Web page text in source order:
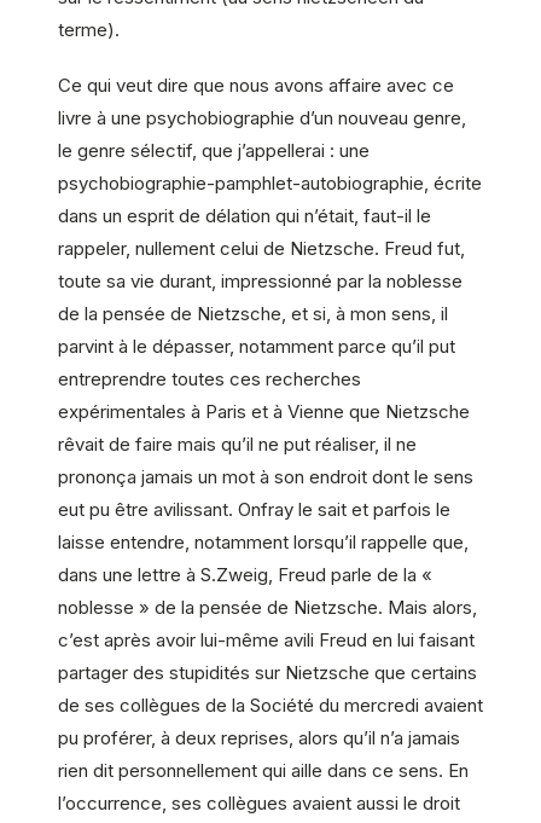
terme).
Ce qui veut dire que nous avons affaire avec ce
livre à une psychobiographie d’un nouveau genre,
le genre sélectif, que j’appellerai : une
psychobiographie-pamphlet-autobiographie, écrite
dans un esprit de délation qui n’était, faut-il le
rappeler, nullement celui de Nietzsche. Freud fut,
toute sa vie durant, impressionné par la noblesse
de la pensée de Nietzsche, et si, à mon sens, il
parvint à le dépasser, notamment parce qu’il put
entreprendre toutes ces recherches
expérimentales à Paris et à Vienne que Nietzsche
rêvait de faire mais qu’il ne put réaliser, il ne
prononça jamais un mot à son endroit dont le sens
eut pu être avilissant. Onfray le sait et parfois le
laisse entendre, notamment lorsqu’il rappelle que,
dans une lettre à S.Zweig, Freud parle de la «
noblesse » de la pensée de Nietzsche. Mais alors,
c’est après avoir lui-même avili Freud en lui faisant
partager des stupidités sur Nietzsche que certains
de ses collègues de la Société du mercredi avaient
pu proférer, à deux reprises, alors qu’il n’a jamais
rien dit personnellement qui aille dans ce sens. En
l’occurrence, ses collègues avaient aussi le droit